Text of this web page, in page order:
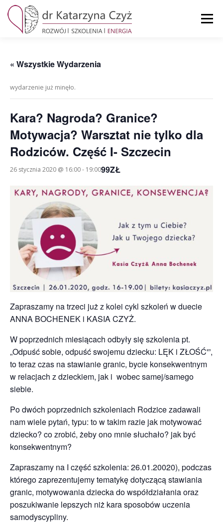
Przejdź
treści
Menu
KONTAKT
« Wszystkie Wydarzenia
wydarzenie już minęło.
Kara? Nagroda? Granice?
Motywacja? Warsztat nie tylko dla
Rodziców. Część I- Szczecin
26 stycznia 2020 @ 16:00- 19:0099ZŁ
Zapraszamy na trzeci już z kolei cykl szkoleń w duecie
ANNA BOCHENEK i KASIA CZYŻ.
W poprzednich miesiącach odbyły się szkolenia pt.
„Odpuść sobie, odpuść swojemu dziecku: LĘK i ZŁOŚĆ'”,
to teraz czas na stawianie granic, bycie konsekwentnym
w relacjach z dzieckiem, jak i wobec samej/samego
siebie.
Po dwóch poprzednich szkoleniach Rodzice zadawali
nam wiele pytań, typu: to w takim razie jak motywować
dziecko? co zrobić, żeby ono mnie słuchało? jak być
konsekwentnym?
Zapraszamy na I część szkolenia: 26.01.20020), podczas
którego zaprezentujemy tematykę dotyczącą stawiania
granic, motywowania dziecka do współdziałania oraz
poszukiwanie lepszych niż kara sposobów uczenia
samodyscypliny.